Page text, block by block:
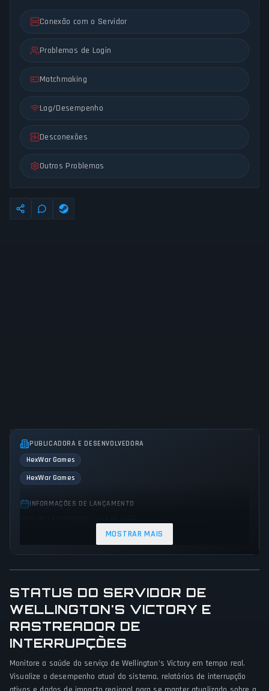
Conexão com o Servidor
Problemas de Login
Matchmaking
Lag/Desempenho
Desconexões
Outros Problemas
PUBLICADORA E DESENVOLVEDORA
HexWar Games
HexWar Games
INFORMAÇÕES DE LANÇAMENTO
PERSPECTIVA DO JOGO
Nenhuma perspectiva especificada
PLATAFORMAS
PC (Microsoft Windows)
Mac
Single player
MOSTRAR MAIS
STATUS DO SERVIDOR DE
WELLINGTON'S VICTORY E
RASTREADOR DE
INTERRUPÇÕES
Monitore a saúde do serviço de Wellington's Victory em tempo real.
Visualize o desempenho atual do sistema, relatórios de interrupção